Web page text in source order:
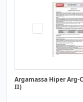
Argamassa Hiper Arg-
II)